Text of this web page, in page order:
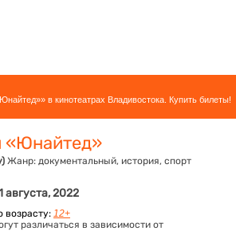
в кинотеатрах Владивостока. Купить билеты!
«Юнайтед»
Жанр: документальный, история, спорт
августа, 2022
возрасту: 12+
различаться в зависимости от